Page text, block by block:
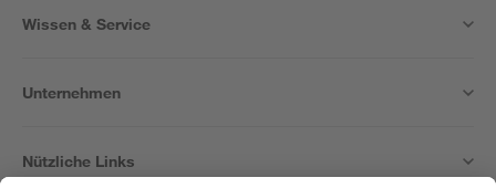
Wissen & Service
Unternehmen
Nützliche Links